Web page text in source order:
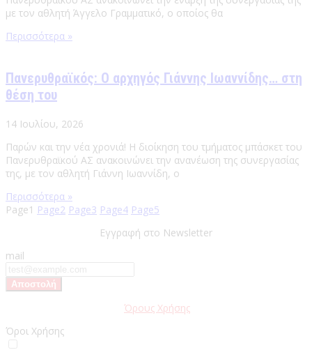
με τον αθλητή Άγγελο Γραμματικό, ο οποίος θα
Περισσότερα »
Πανερυθραϊκός: Ο αρχηγός Γιάννης Ιωαννίδης… στη
θέση του
14 Ιουλίου, 2026
Παρών και την νέα χρονιά! Η διοίκηση του τμήματος μπάσκετ του
Πανερυθραϊκού ΑΣ ανακοινώνει την ανανέωση της συνεργασίας
της, με τον αθλητή Γιάννη Ιωαννίδη, ο
Περισσότερα »
Page1 Page2 Page3 Page4 Page5
Εγγραφή στο Newsletter
mail
Όρους Χρήσης
Όροι Χρήσης